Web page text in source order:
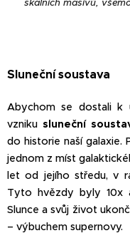
skalních masívů,
Sluneční soustava
Abychom se dostali k
vznikusluneční
do historie naší galaxie.
jednom z míst
let od jejího středu, v
Tyto hvězdy byly 10x
Slunce a svůj život
– výbuchem supernovy.